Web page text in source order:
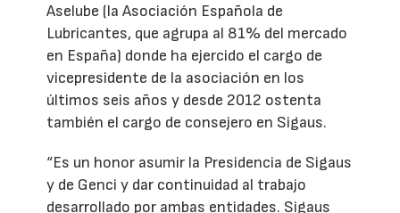
Aselube (la Asociación Española de
Lubricantes, que agrupa al 81% del mercado
en España) donde ha ejercido el cargo de
vicepresidente de la asociación en los
últimos seis años y desde 2012 ostenta
también el cargo de consejero en Sigaus.
“Es un honor asumir la Presidencia de Sigaus
y de Genci y dar continuidad al trabajo
desarrollado por ambas entidades. Sigaus